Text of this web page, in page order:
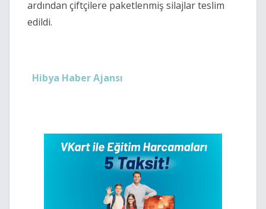
ardından çiftçilere paketlenmiş silajlar teslim
edildi.
Hibya Haber Ajansı